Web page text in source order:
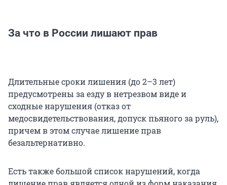
За что в России лишают прав
Длительные сроки лишения (до 2–3 лет)
предусмотрены за езду в нетрезвом виде и
сходные нарушения (отказ от
медосвидетельствования, допуск пьяного за руль),
причем в этом случае лишение прав
безальтернативно.
Есть также большой список нарушений, когда